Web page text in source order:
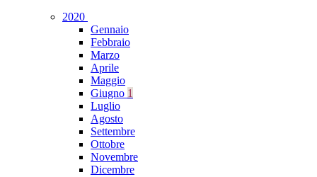
2020
Gennaio
Febbraio
Marzo
Aprile
Maggio
Giugno 1
Luglio
Agosto
Settembre
Ottobre
Novembre
Dicembre